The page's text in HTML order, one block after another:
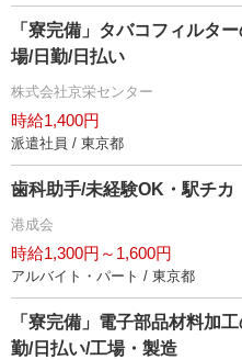
「寮完備」タバコフィルタ
場/日勤/日払い
株式会社京栄センター
時給1,400円
派遣社員 / 東京都
歯科助手/未経験OK・駅チカ
港成会
時給1,300円～1,600円
アルバイト・パート / 東京都
「寮完備」電子部品材料加
勤/日払い/工場・製造